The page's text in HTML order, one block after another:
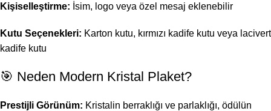
Kişiselleştirme: İsim, logo veya özel mesaj eklenebilir
Kutu Seçenekleri: Karton kutu, kırmızı kadife kutu veya lacivert
kadife kutu
🎯 Neden Modern Kristal Plaket?
Prestijli Görünüm: Kristalin berraklığı ve parlaklığı, ödülün